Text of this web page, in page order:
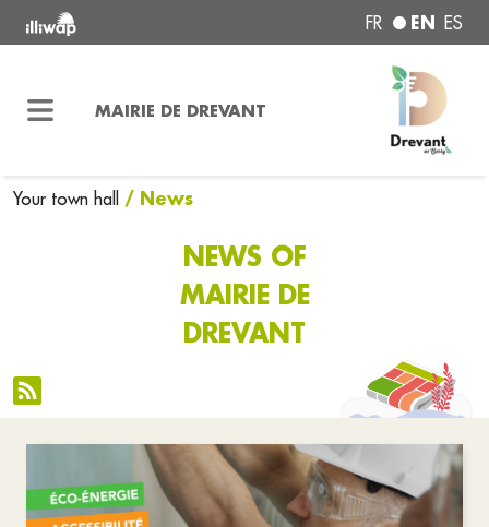
FR EN ES
MAIRIE DE DREVANT
Your town hall / News
NEWS OF
MAIRIE DE
DREVANT